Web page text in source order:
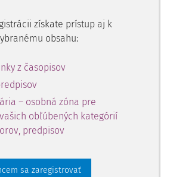
získate prístup aj k
obsahu:
z časopisov
– osobná zóna pre
obľúbených kategórií
predpisov
sa zaregistrovať